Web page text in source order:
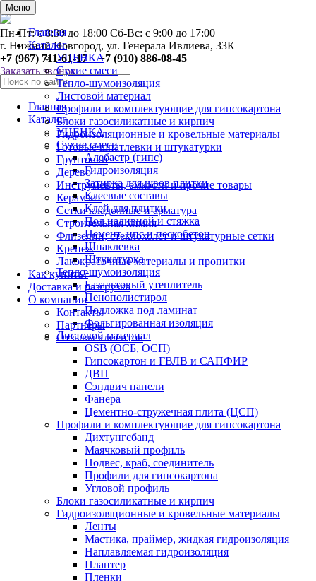
Меню
Главная
Каталог
УЦЕНКА
Сухие смеси
Тепло-шумоизоляция
Листовой материал
Профили и комплектующие для гипсокартона
Блоки газосиликатные и кирпич
Гидроизоляционные и кровельные материалы
Готовые шпатлевки и штукатурки
Грунтовки
Дерево
Инструменты, ёмкости и прочие товары
Керамзит
Сетки кладочные и арматура
Строительная химия
Флизелин, стеклохолст и штукатурные сетки
Крепеж
Лакокрасочные материалы и пропитки
Как купить?
Доставка и разгрузка
О компании
Контакты
Партнеры
Отзывы клиентов
0
Пн-Пт: с 8:30 до 18:00 Сб-Вс: с 9:00 до 17:00
г. Нижний Новгород, ул. Генерала Ивлиева, 33К
+7 (967) 711-61-17 +7 (910) 886-08-45
Заказать звонок
Главная
Каталог
УЦЕНКА
Сухие смеси
Алебастр (гипс)
Гидроизоляция
Затирка для швов плитки
Клеевые составы
Клей для плитки
Пол наливной и стяжка
Цемент, цпс и пескобетон
Шпаклевка
Штукатурка
Тепло-шумоизоляция
Базальтовый утеплитель
Пенополистирол
Подложка под ламинат
Фольгированная изоляция
Листовой материал
OSB (ОСБ, ОСП)
Гипсокартон и ГВЛВ и САПФИР
ДВП
Сэндвич панели
Фанера
Цементно-стружечная плита (ЦСП)
Профили и комплектующие для гипсокартона
Дихтунгсбанд
Маячковый профиль
Подвес, краб, соединитель
Профили для гипсокартона
Угловой профиль
Блоки газосиликатные и кирпич
Гидроизоляционные и кровельные материалы
Ленты
Мастика, праймер, жидкая гидроизоляция
Наплавляемая гидроизоляция
Плантер
Пленки